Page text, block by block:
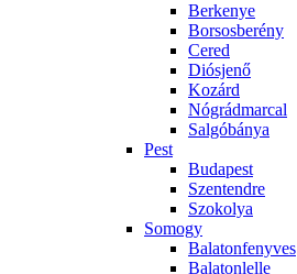
Berkenye
Borsosberény
Cered
Diósjenő
Kozárd
Nógrádmarcal
Salgóbánya
Pest
Budapest
Szentendre
Szokolya
Somogy
Balatonfenyves
Balatonlelle